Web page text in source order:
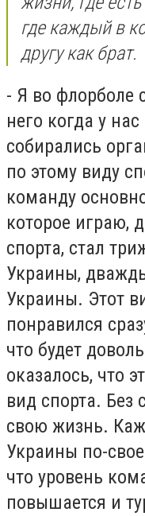
где каждый в
другу как брат.
- Я во флорболе
него когда у
собирались
по этому виду
команду
которое играю,
спорта, стал
Украины,
Украины. Этот
понравился
что будет
оказалось, что
вид спорта. Без
свою жизнь.
Украины по-
что уровень
повышается и